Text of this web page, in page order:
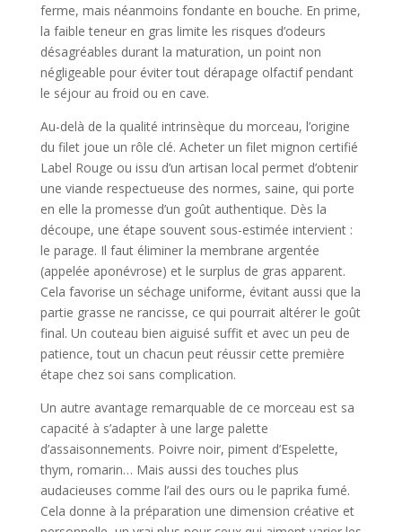
ferme, mais néanmoins fondante en bouche. En prime,
la faible teneur en gras limite les risques d’odeurs
désagréables durant la maturation, un point non
négligeable pour éviter tout dérapage olfactif pendant
le séjour au froid ou en cave.
Au-delà de la qualité intrinsèque du morceau, l’origine
du filet joue un rôle clé. Acheter un filet mignon certifié
Label Rouge ou issu d’un artisan local permet d’obtenir
une viande respectueuse des normes, saine, qui porte
en elle la promesse d’un goût authentique. Dès la
découpe, une étape souvent sous-estimée intervient :
le parage. Il faut éliminer la membrane argentée
(appelée aponévrose) et le surplus de gras apparent.
Cela favorise un séchage uniforme, évitant aussi que la
partie grasse ne rancisse, ce qui pourrait altérer le goût
final. Un couteau bien aiguisé suffit et avec un peu de
patience, tout un chacun peut réussir cette première
étape chez soi sans complication.
Un autre avantage remarquable de ce morceau est sa
capacité à s’adapter à une large palette
d’assaisonnements. Poivre noir, piment d’Espelette,
thym, romarin… Mais aussi des touches plus
audacieuses comme l’ail des ours ou le paprika fumé.
Cela donne à la préparation une dimension créative et